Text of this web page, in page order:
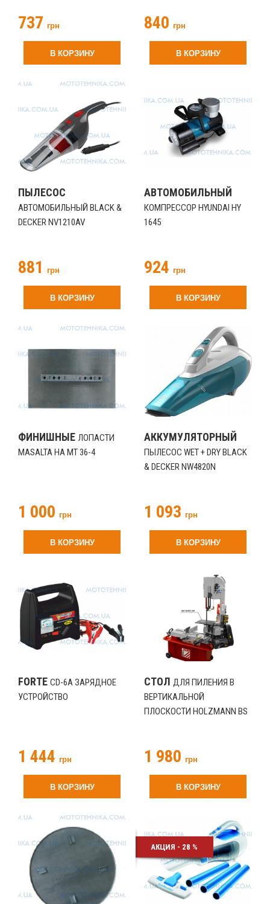
737 грн
В КОРЗИНУ
840 грн
В КОРЗИНУ
ПЫЛЕСОС
АВТОМОБИЛЬНЫЙ BLACK &
DECKER NV1210AV
881 грн
В КОРЗИНУ
АВТОМОБИЛЬНЫЙ
КОМПРЕССОР HYUNDAI HY
1645
924 грн
В КОРЗИНУ
ФИНИШНЫЕ ЛОПАСТИ
MASALTA НА MT 36-4
1 000 грн
В КОРЗИНУ
АККУМУЛЯТОРНЫЙ
ПЫЛЕСОС WET + DRY BLACK
& DECKER NW4820N
1 093 грн
В КОРЗИНУ
FORTE CD-6A ЗАРЯДНОЕ
УСТРОЙСТВО
1 444 грн
В КОРЗИНУ
СТОЛ ДЛЯ ПИЛЕНИЯ В
ВЕРТИКАЛЬНОЙ
ПЛОСКОСТИ HOLZMANN BS
1 980 грн
В КОРЗИНУ
АКЦИЯ - 28 %